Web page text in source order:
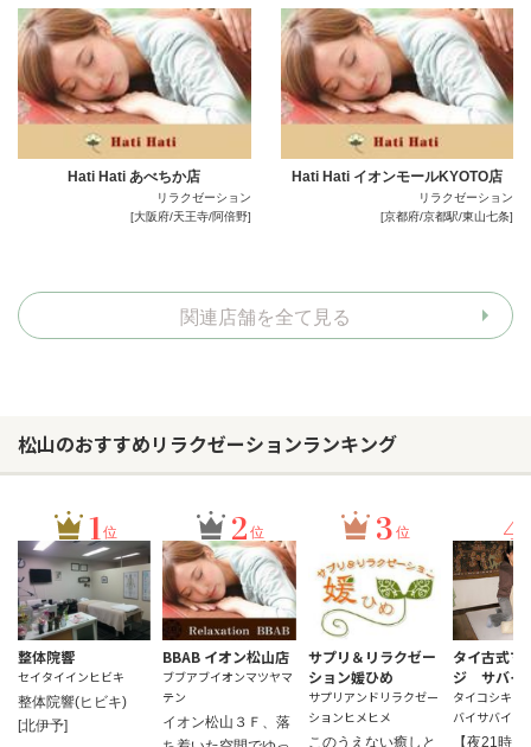
Hati Hati あべちか店
リラクゼーション
[大阪府/天王寺/阿倍野]
Hati Hati イオンモールKYOTO店
リラクゼーション
[京都府/京都駅/東山七条]
関連店舗を全て見る
松山のおすすめリラクゼーションランキング
1位
整体院響
セイタイインヒビキ
整体院響(ヒビキ)
[北伊予]
2 位
BBAB イオン松山店
ブブアブイオンマツヤマ
テン
イオン松山３Ｆ、落
3 位
サプリ＆リラクゼー
ション媛ひめ
サプリアンドリラクゼー
ションヒメヒメ
このうえない癒しと
4
タイ古式マ
ジ サバイ
タイコシキマ
バイサバイ
【夜21時